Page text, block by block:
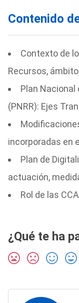
Contenido
Contexto de
Recursos,
Plan Nacional
(PNRR): Ejes
incorporadas en
Plan de
actuación,
Rol de las
¿Qué te ha